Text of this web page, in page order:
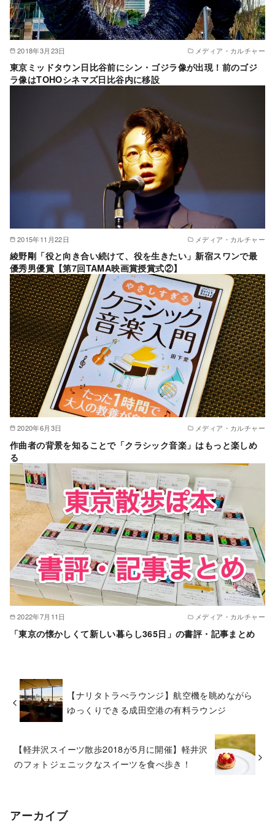
2018年3月23日 メディア・カルチャー
東京ミッドタウン日比谷前にシン・ゴジラ像が出現！前のゴジ
ラ像はTOHOシネマズ日比谷内に移設
2015年11月22日 メディア・カルチャー
綾野剛「役と向き合い続けて、役を生きたい」新宿スワンで最
優秀男優賞【第7回TAMA映画賞授賞式②】
2020年6月3日 メディア・カルチャー
作曲者の背景を知ることで「クラシック音楽」はもっと楽しめ
る
2022年7月11日 メディア・カルチャー
「東京の懐かしくて新しい暮らし365日」の書評・記事まとめ
【ナリタトラべラウンジ】航空機を眺めながら
ゆっくりできる成田空港の有料ラウンジ
【軽井沢スイーツ散歩2018が5月に開催】軽井沢
のフォトジェニックなスイーツを食べ歩き！
アーカイブ